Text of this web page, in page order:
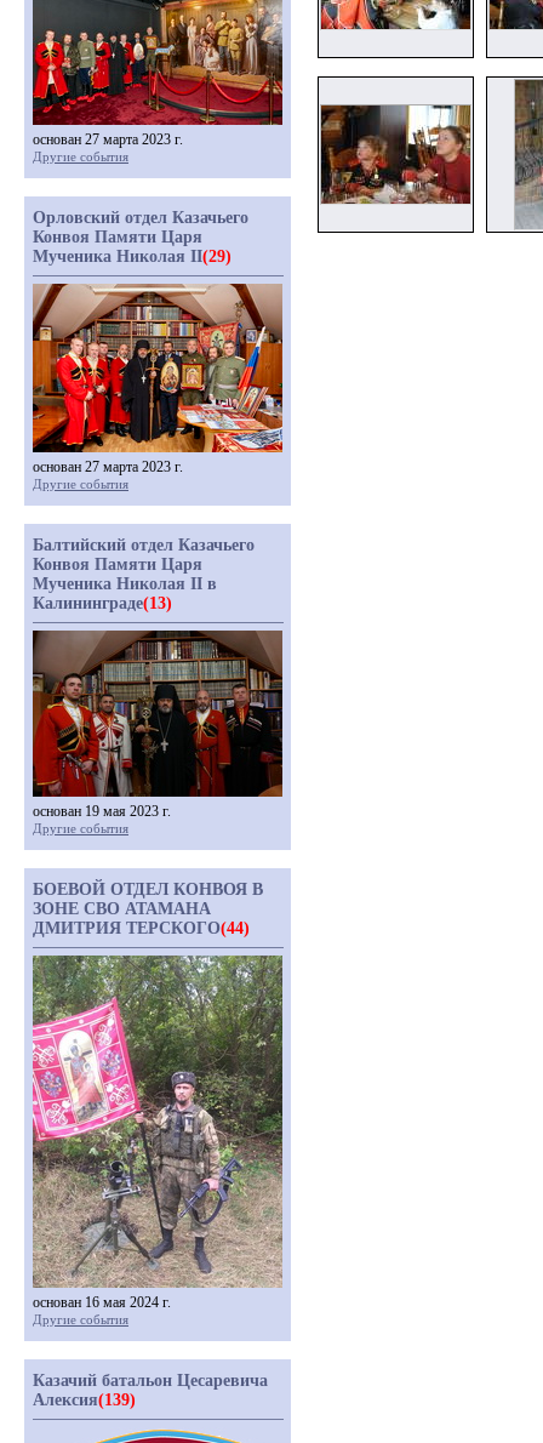
основан 27 марта 2023 г.
Другие события
Орловский отдел Казачьего
Конвоя Памяти Царя
Мученика Николая II(29)
основан 27 марта 2023 г.
Другие события
Балтийский отдел Казачьего
Конвоя Памяти Царя
Мученика Николая II в
Калининграде(13)
основан 19 мая 2023 г.
Другие события
БОЕВОЙ ОТДЕЛ КОНВОЯ В
ЗОНЕ СВО АТАМАНА
ДМИТРИЯ ТЕРСКОГО(44)
основан 16 мая 2024 г.
Другие события
Казачий батальон Цесаревича
Алексия(139)